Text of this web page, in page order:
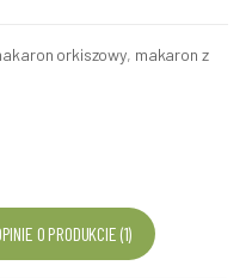
orkiszowy, makaron z
O PRODUKCIE (1)